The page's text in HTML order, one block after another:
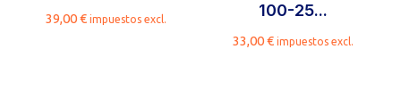
39,00€ impuestos excl.
100-25...
33,00€ impuestos excl.